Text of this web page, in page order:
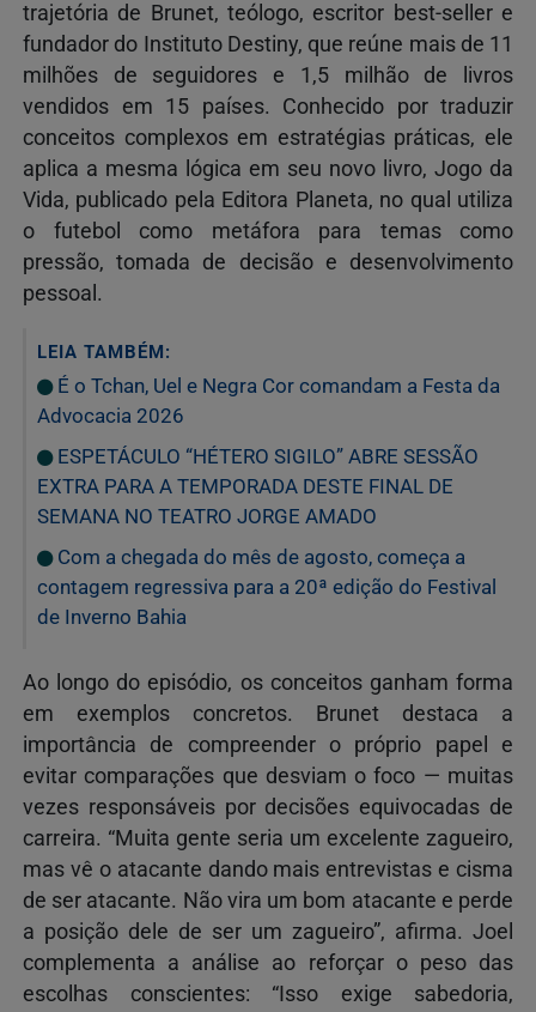
trajetória de Brunet, teólogo, escritor best-seller e
fundador do Instituto Destiny, que reúne mais de 11
milhões de seguidores e 1,5 milhão de livros
vendidos em 15 países. Conhecido por traduzir
conceitos complexos em estratégias práticas, ele
aplica a mesma lógica em seu novo livro, Jogo da
Vida, publicado pela Editora Planeta, no qual utiliza
o futebol como metáfora para temas como
pressão, tomada de decisão e desenvolvimento
pessoal.
LEIA TAMBÉM:
É o Tchan, Uel e Negra Cor comandam a Festa da
Advocacia 2026
ESPETÁCULO “HÉTERO SIGILO” ABRE SESSÃO
EXTRA PARA A TEMPORADA DESTE FINAL DE
SEMANA NO TEATRO JORGE AMADO
Com a chegada do mês de agosto, começa a
contagem regressiva para a 20ª edição do Festival
de Inverno Bahia
Ao longo do episódio, os conceitos ganham forma
em exemplos concretos. Brunet destaca a
importância de compreender o próprio papel e
evitar comparações que desviam o foco — muitas
vezes responsáveis por decisões equivocadas de
carreira. “Muita gente seria um excelente zagueiro,
mas vê o atacante dando mais entrevistas e cisma
de ser atacante. Não vira um bom atacante e perde
a posição dele de ser um zagueiro”, afirma. Joel
complementa a análise ao reforçar o peso das
escolhas conscientes: “Isso exige sabedoria,